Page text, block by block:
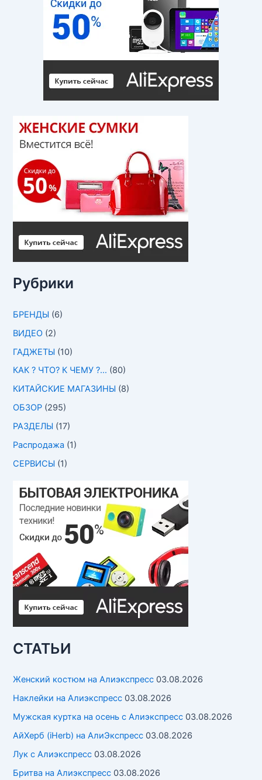
Рубрики
БРЕНДЫ (6)
ВИДЕО (2)
ГАДЖЕТЫ (10)
КАК ? ЧТО? К ЧЕМУ ?… (80)
КИТАЙСКИЕ МАГАЗИНЫ (8)
ОБЗОР (295)
РАЗДЕЛЫ (17)
Распродажа (1)
СЕРВИСЫ (1)
СТАТЬИ
Женский костюм на Алиэкспресс 03.08.2026
Наклейки на Алиэкспресс 03.08.2026
Мужская куртка на осень с Алиэкспресс 03.08.2026
АйХерб (iHerb) на АлиЭкспресс 03.08.2026
Лук с Алиэкспресс 03.08.2026
Бритва на Алиэкспресс 03.08.2026